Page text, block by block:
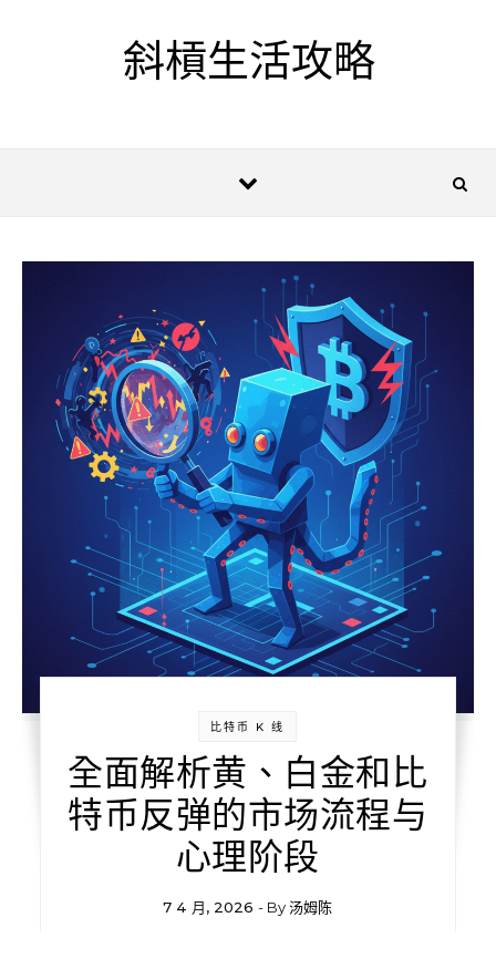
斜槓生活攻略
比特币 K 线
全面解析黄、白金和比
特币反弹的市场流程与
心理阶段
7 4 月, 2026 - By汤姆陈